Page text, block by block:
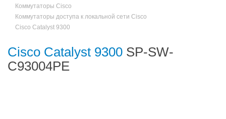
Коммутаторы Cisco
Коммутаторы доступа к локальной сети Cisco
Cisco Catalyst 9300
Cisco Catalyst 9300 SP-SW-
C93004PE